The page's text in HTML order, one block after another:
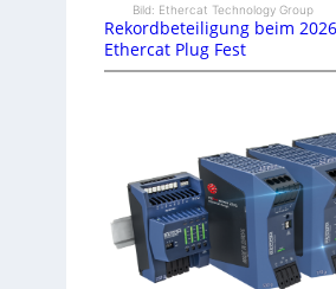
Bild: Ethercat Technology Group
Rekordbeteiligung beim
Ethercat Plug Fest